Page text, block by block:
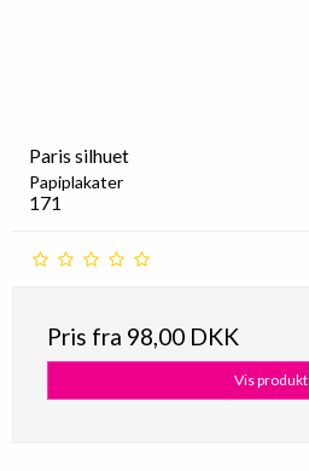
Paris silhuet
Papiplakater
171
Pris fra 98,00 DKK
Vis produkt